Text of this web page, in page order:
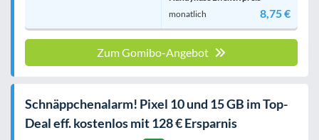
monatlich
8,75 €
Zum Gomibo-Angebot
Schnäppchenalarm! Pixel 10 und 15 GB im Top-
Deal eff. kostenlos mit 128 € Ersparnis